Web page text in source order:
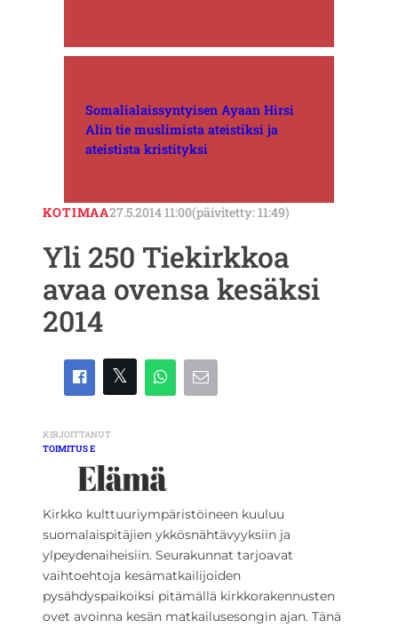
Somalialaissyntyisen Ayaan Hirsi
Alin tie muslimista ateistiksi ja
ateistista kristityksi
KOTIMAA27.5.2014 11:00(päivitetty: 11:49)
Yli 250 Tiekirkkoa
avaa ovensa kesäksi
2014
KIRJOITTANUT
TOIMITUS E
Kirkko kulttuuriympäristöineen kuuluu
suomalaispitäjien ykkösnähtävyyksiin ja
ylpeydenaiheisiin. Seurakunnat tarjoavat
vaihtoehtoja kesämatkailijoiden
pysähdyspaikoiksi pitämällä kirkkorakennusten
ovet avoinna kesän matkailusesongin ajan. Tänä